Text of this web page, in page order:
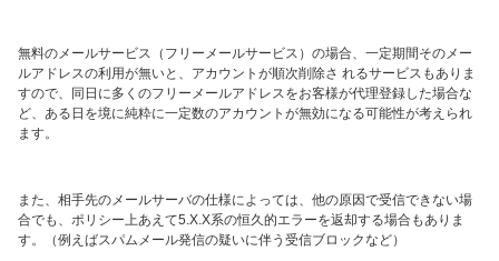
無料のメールサービス（フリーメールサービス）の場合、一定期間そのメー
ルアドレスの利用が無いと、アカウントが順次削除さ れるサービスもありま
すので、同日に多くのフリーメールアドレスをお客様が代理登録した場合な
ど、ある日を境に純粋に一定数のアカウントが無効になる可能性が考えられ
ます。
また、相手先のメールサーバの仕様によっては、他の原因で受信できない場
合でも、ポリシー上あえて5.X.X系の恒久的エラーを返却する場合もありま
す。（例えばスパムメール発信の疑いに伴う受信ブロックなど）